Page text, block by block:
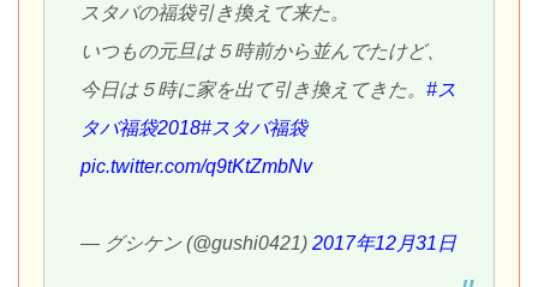
スタバの福袋引き換えて来た。
いつもの元旦は５時前から並んでたけど、
今日は５時に家を出て引き換えてきた。 #ス
タバ福袋2018#スタバ福袋
pic.twitter.com/q9tKtZmbNv
— グシケン (@gushi0421) 2017年12月31日